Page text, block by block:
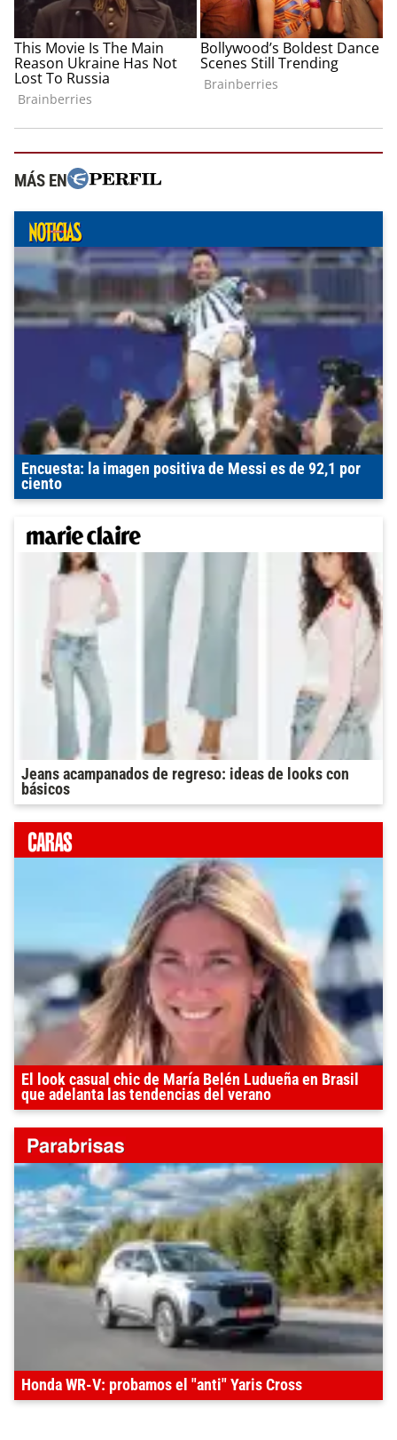
MÁS EN
Encuesta: la imagen positiva de Messi es de 92,1 por
ciento
Jeans acampanados de regreso: ideas de looks con
básicos
El look casual chic de María Belén Ludueña en Brasil
que adelanta las tendencias del verano
Honda WR-V: probamos el "anti" Yaris Cross